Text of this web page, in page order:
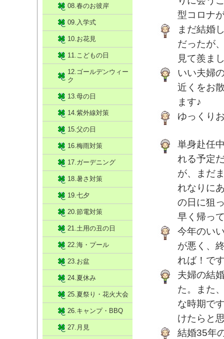
型コロナ
まだ結婚
だったが
見て羨ま
いい夫婦
近くをお
ます♪
ゆっくり
単身赴任
れる予定
が、まだ
れなりに
の日に狙
早く帰っ
今年のい
が悪く、
れば！で
夫婦の結
た。また
な時期で
けたらと
結婚35年
08.春のお彼岸
09.入学式
10.お花見
11.こどもの日
12.ゴールデンウィー
ク
13.母の日
14.紫外線対策
15.父の日
16.梅雨対策
17.ガーデニング
18.暑さ対策
19.七夕
20.節電対策
21.土用の丑の日
22.海・プール
23.お盆
24.夏休み
25.夏祭り・花火大会
26.キャンプ・BBQ
27.月見